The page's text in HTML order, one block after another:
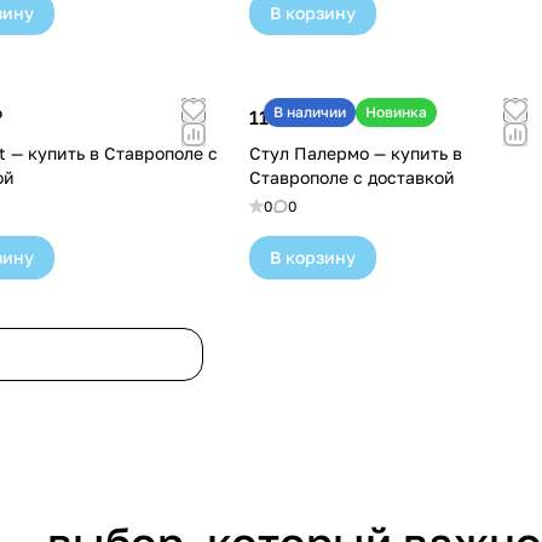
В корзину
— купить в Ставрополе с
В наличии Новинка
11 500 ₽
Стул Палермо — купить в
Ставрополе с доставкой
0 0
В корзину